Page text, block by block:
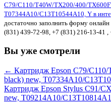
C79/C110/T40W/TX200/400/
T07344A10/C13T10544A10, Y в
достаточно заполнить форму
(831) 439-72-98, +7 (831) 216-13-41 ,
Вы уже смотрели
← Картридж Epson C79/
black) new, T07334A10/
Картридж Epson Stylus C91/
new, T09214A10/